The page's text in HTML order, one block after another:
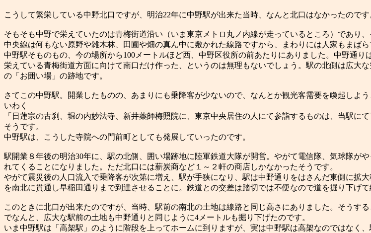
こうして繁栄している中野北口ですが、明治22年に中野駅が出来た当時、なんと北口はなかったのです
そもそも中野で栄えていたのは青梅街道沿い（いま東京メトロ丸ノ内線が走っているところ）であり
中央線は何もない原野や雑木林、田圃や畑の真ん中に敷かれた線路ですから、まわりには人家もまばら
中野駅そものもの、今の場所から100メートルほど西、中野区役所の前あたりにありました。中野通
栄えている青梅街道方面に向けて南口だけ作った、というのは無理もないでしょう。駅の北側は広大
の「お囲い場」の跡地です。
さてこの中野駅。開業したものの、あまりにも乗降客が少ないので、なんとか観光客需要を喚起しよう
いわく
「日蓮宗の古刹、堀の内妙法寺、新井薬師梅照院に、東京中央居住の人にて参詣するものは、当駅に
そうです。
中野駅は、こうした寺院への門前町としても発展していったのです。
駅開業８年後の明治30年に、駅の北側、囲い場跡地に陸軍鉄道大隊が開営。やがて電信隊、気球隊が
れてくることになりました。ただ北口には薪炭商など１～２軒の商店しかなかったそうです。
やがて震災後の人口流入で乗降客が次第に増え、駅が手狭になり、駅は中野通りをはさんだ東側に拡
を南北に貫通し早稲田通りまで到達させることに。鉄道との交差は踏切では不便なので道を掘り下げ
このときに北口が出来たのですが、当時、駅前の南北の土地は線路と同じ高さにありました。そうす
でなんと、広大な駅前の土地も中野通りと同じように4メートルも掘り下げたのです。
いま中野駅は「高架駅」のように階段を上ってホームに到りますが、実は中野駅は高架なのではなく